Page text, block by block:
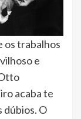
os trabalhos
e
acaba te
dúbios. O